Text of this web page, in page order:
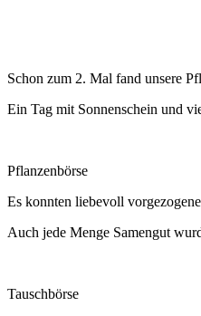
Schon zum 2. Mal fand unsere
Ein Tag mit Sonnenschein und
Pflanzenbörse
Es konnten liebevoll
Auch jede Menge Samengut
Tauschbörse